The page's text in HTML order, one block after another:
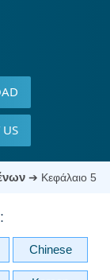
US
➔ Κεφάλαιο 5
Chinese